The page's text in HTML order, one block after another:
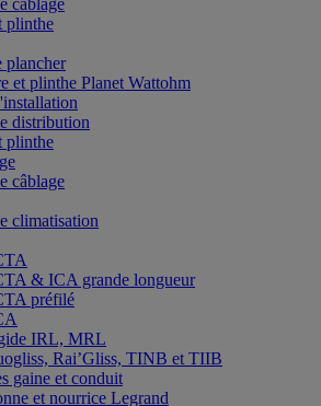
câblage
plinthe
plancher
et plinthe Planet Wattohm
distribution
plinthe
câblage
climatisation
& ICA grande longueur
préfilé
IRL, MRL
Rai’Gliss, TINB et TIIB
gaine et conduit
et nourrice Legrand